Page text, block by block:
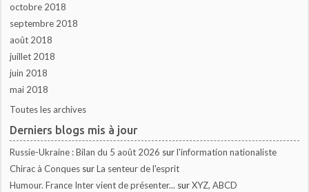
octobre 2018
septembre 2018
août 2018
juillet 2018
juin 2018
mai 2018
Toutes les archives
Derniers blogs mis à jour
Russie-Ukraine : Bilan du 5 août 2026 surl'information nationaliste
Chirac à Conques surLa senteur de l'esprit
Humour. France Inter vient de présenter... surXYZ, ABCD